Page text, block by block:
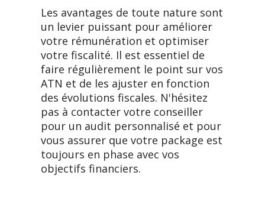
Les avantages de toute nature sont
un levier puissant pour améliorer
votre rémunération et optimiser
votre fiscalité. Il est essentiel de
faire régulièrement le point sur vos
ATN et de les ajuster en fonction
des évolutions fiscales. N'hésitez
pas à contacter votre conseiller
pour un audit personnalisé et pour
vous assurer que votre package est
toujours en phase avec vos
objectifs financiers.